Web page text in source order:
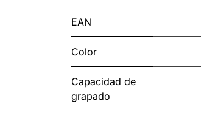
EAN
Color
Capacidad de
grapado